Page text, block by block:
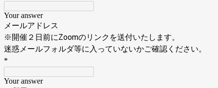
Your answer
メールアドレス
※開催２日前にZoomのリンクを送付いたします。
迷惑メールフォルダ等に入っていないかご確認ください。
*
Your answer